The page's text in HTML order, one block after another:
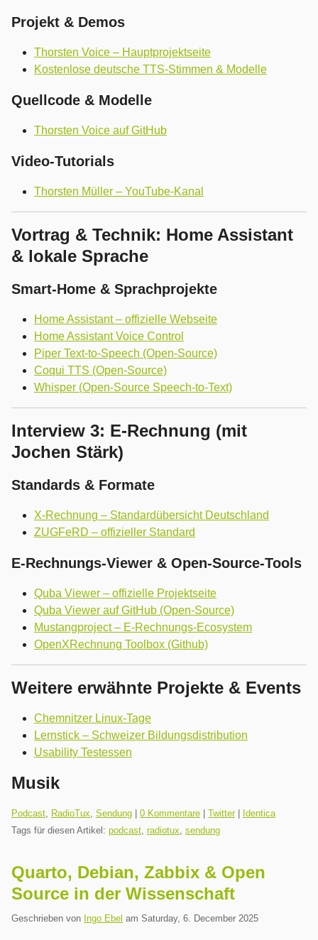
Projekt & Demos
Thorsten Voice – Hauptprojektseite
Kostenlose deutsche TTS-Stimmen & Modelle
Quellcode & Modelle
Thorsten Voice auf GitHub
Video-Tutorials
Thorsten Müller – YouTube-Kanal
Vortrag & Technik: Home Assistant
& lokale Sprache
Smart-Home & Sprachprojekte
Home Assistant – offizielle Webseite
Home Assistant Voice Control
Piper Text-to-Speech (Open-Source)
Coqui TTS (Open-Source)
Whisper (Open-Source Speech-to-Text)
Interview 3: E-Rechnung (mit
Jochen Stärk)
Standards & Formate
X-Rechnung – Standardübersicht Deutschland
ZUGFeRD – offizieller Standard
E-Rechnungs-Viewer & Open-Source-Tools
Quba Viewer – offizielle Projektseite
Quba Viewer auf GitHub (Open-Source)
Mustangproject – E-Rechnungs-Ecosystem
OpenXRechnung Toolbox (Github)
Weitere erwähnte Projekte & Events
Chemnitzer Linux-Tage
Lernstick – Schweizer Bildungsdistribution
Usability Testessen
Musik
Kategorien:
Podcast, RadioTux, Sendung 0 Kommentare Twitter|
Identica
Tags für diesen Artikel: podcast, radiotux, sendung
Quarto, Debian, Zabbix & Open
Source in der Wissenschaft
Geschrieben von Ingo Ebel am Saturday, 6. December 2025